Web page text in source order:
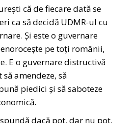
că de fiecare dată se
ca să decidă UDMR-ul cu
Și este o guvernare
pe toți românii,
E o guvernare distructivă
amendeze, să
piedici și să saboteze
dacă pot, dar nu pot,